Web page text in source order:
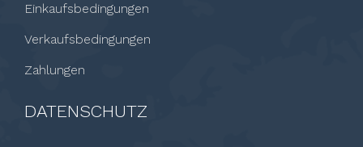
Einkaufsbedingungen
Verkaufsbedingungen
Zahlungen
DATENSCHUTZ